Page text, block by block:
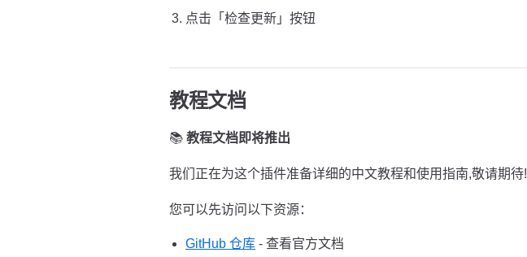
点击「检查更新」按钮
教程文档
📚 教程文档即将推出
我们正在为这个插件准备详细的中文教程和使用指南,敬请期待!
您可以先访问以下资源：
GitHub 仓库 - 查看官方文档